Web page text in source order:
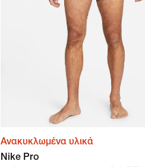
Ανακυκλωμένα υλικά
Nike Pro